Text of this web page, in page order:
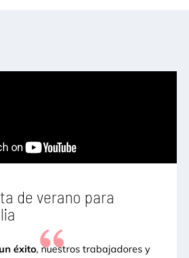
de verano para
éxito, nuestros trabajadores y